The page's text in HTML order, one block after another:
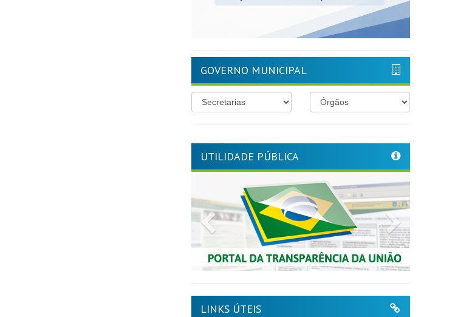
GOVERNO MUNICIPAL
UTILIDADE PÚBLICA
Previous
LINKS ÚTEIS